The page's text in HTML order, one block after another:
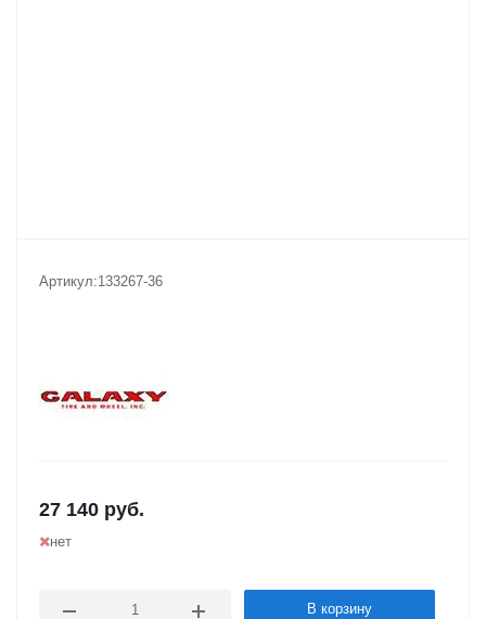
Артикул:133267-36
27 140 руб.
нет
В корзину